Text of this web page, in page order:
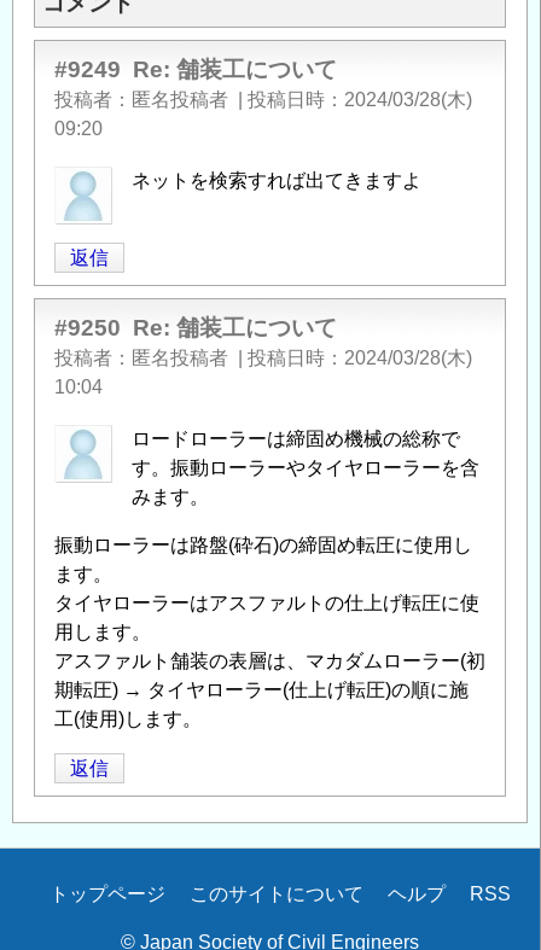
#9249 Re: 舗装工について
投稿者 匿名投稿者 投稿日時
2024/03/28(木)
09:20
ネットを検索すれば出てきますよ
返信
#9250 Re: 舗装工について
投稿者 匿名投稿者 投稿日時
2024/03/28(木)
10:04
ロードローラーは締固め機械の総称で
す。振動ローラーやタイヤローラーを含
みます。
振動ローラーは路盤(砕石)の締固め転圧に使用し
ます。
タイヤローラーはアスファルトの仕上げ転圧に使
用します。
アスファルト舗装の表層は、マカダムローラー(初
期転圧) → タイヤローラー(仕上げ転圧)の順に施
工(使用)します。
返信
Secondary
トップページ このサイトについて ヘルプ RSS
© Japan Society of Civil Engineers